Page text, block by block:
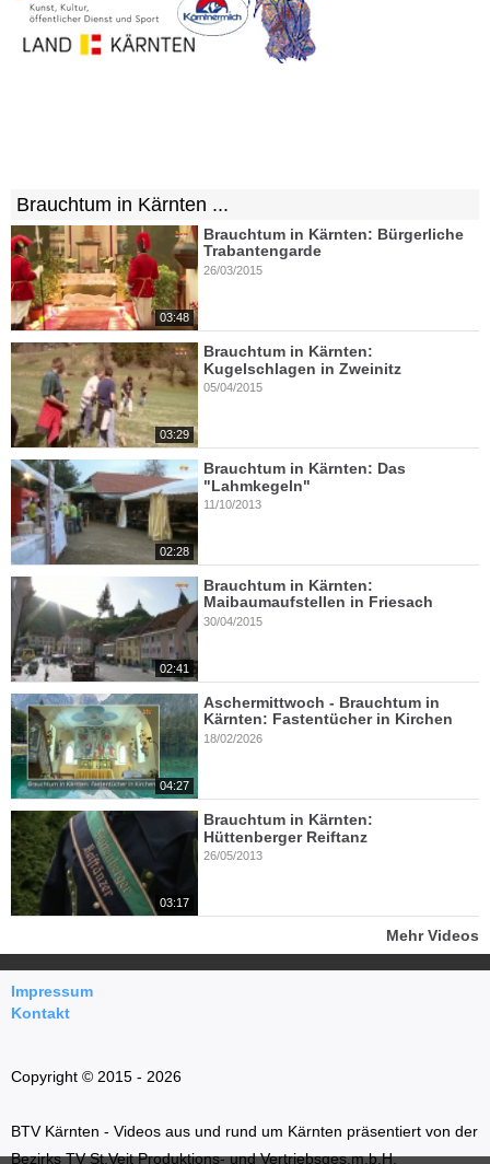
Brauchtum in Kärnten ...
03:48
Brauchtum in Kärnten: Bürgerliche
Trabantengarde
26/03/2015
03:29
Brauchtum in Kärnten:
Kugelschlagen in Zweinitz
05/04/2015
02:28
Brauchtum in Kärnten: Das
"Lahmkegeln"
11/10/2013
02:41
Brauchtum in Kärnten:
Maibaumaufstellen in Friesach
30/04/2015
04:27
Aschermittwoch - Brauchtum in
Kärnten: Fastentücher in Kirchen
18/02/2026
03:17
Brauchtum in Kärnten:
Hüttenberger Reiftanz
26/05/2013
Mehr Videos
Impressum
Kontakt
Copyright © 2015 - 2026
BTV Kärnten - Videos aus und rund um Kärnten präsentiert von der
Bezirks TV St.Veit Produktions- und Vertriebsges.m.b.H.